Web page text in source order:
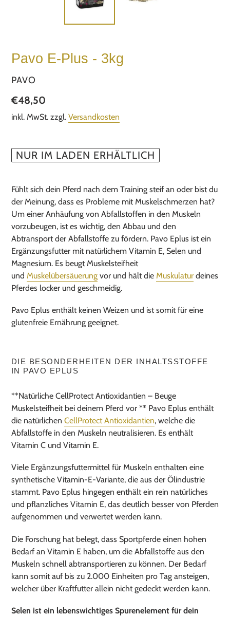
Pavo E-Plus - 3kg
VERKÄUFER
PAVO
Normaler
Preis
€48,50
inkl. MwSt. zzgl. Versandkosten
NUR IM LADEN ERHÄLTLICH
wird
zum
Warenkorb
hinzugefügt
Fühlt sich dein Pferd nach dem Training steif an oder bist du
der Meinung, dass es Probleme mit Muskelschmerzen hat?
Um einer Anhäufung von Abfallstoffen in den Muskeln
vorzubeugen, ist es wichtig, den Abbau und den
Abtransport der Abfallstoffe zu fördern. Pavo Eplus ist ein
Ergänzungsfutter mit natürlichem Vitamin E, Selen und
Magnesium. Es beugt Muskelsteifheit
und Muskelübersäuerung vor und hält die Muskulatur deines
Pferdes locker und geschmeidig.
Pavo Eplus enthält keinen Weizen und ist somit für eine
glutenfreie Ernährung geeignet.
DIE BESONDERHEITEN DER INHALTSSTOFFE
IN PAVO EPLUS
**Natürliche CellProtect Antioxidantien – Beuge
Muskelsteifheit bei deinem Pferd vor ** Pavo Eplus enthält
die natürlichen CellProtect Antioxidantien, welche die
Abfallstoffe in den Muskeln neutralisieren. Es enthält
Vitamin C und Vitamin E.
Viele Ergänzungsfuttermittel für Muskeln enthalten eine
synthetische Vitamin-E-Variante, die aus der Ölindustrie
stammt. Pavo Eplus hingegen enthält ein rein natürliches
und pflanzliches Vitamin E, das deutlich besser von Pferden
aufgenommen und verwertet werden kann.
Die Forschung hat belegt, dass Sportpferde einen hohen
Bedarf an Vitamin E haben, um die Abfallstoffe aus den
Muskeln schnell abtransportieren zu können. Der Bedarf
kann somit auf bis zu 2.000 Einheiten pro Tag ansteigen,
welcher über Kraftfutter allein nicht gedeckt werden kann.
Selen ist ein lebenswichtiges Spurenelement für dein